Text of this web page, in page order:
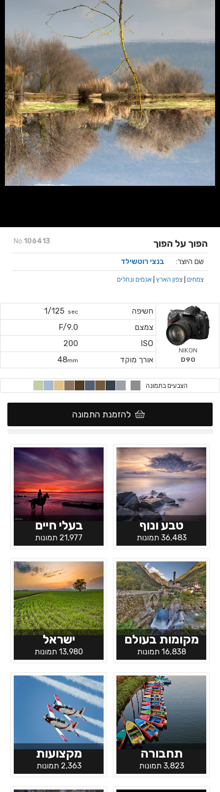
No.106413 הפוך על הפוך
שם היוצר: בנצי רוטשילד
צמחים צפון הארץ אגמים ונחלים
חשיפה sec
1/125
צמצם
F/9.0
ISO
200
אורך מוקד
48mm
NIKON
D90
הצבעים בתמונה
להזמנת התמונה
טבע ונוף
36,483 תמונות
בעלי חיים
21,977 תמונות
מקומות בעולם
16,838 תמונות
ישראל
13,980 תמונות
תחבורה
3,823 תמונות
מקצועות
2,363 תמונות